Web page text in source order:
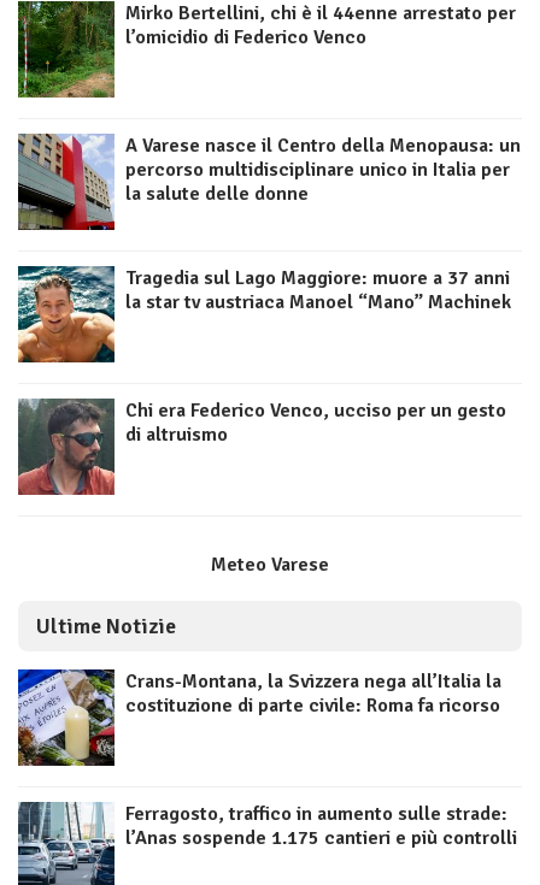
Mirko Bertellini, chi è il 44enne arrestato per
l’omicidio di Federico Venco
A Varese nasce il Centro della Menopausa: un
percorso multidisciplinare unico in Italia per
la salute delle donne
Tragedia sul Lago Maggiore: muore a 37 anni
la star tv austriaca Manoel “Mano” Machinek
Chi era Federico Venco, ucciso per un gesto
di altruismo
Meteo Varese
Ultime Notizie
Crans-Montana, la Svizzera nega all’Italia la
costituzione di parte civile: Roma fa ricorso
Ferragosto, traffico in aumento sulle strade:
l’Anas sospende 1.175 cantieri e più controlli